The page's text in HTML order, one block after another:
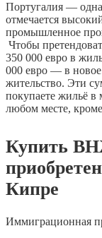
Португалия —
отмечается
промышленное
Чтобы
350 000 евро в
000 евро — в
жительство. Эти
покупаете жильё в
любом месте,
Купить
Кипре
Иммиграционная